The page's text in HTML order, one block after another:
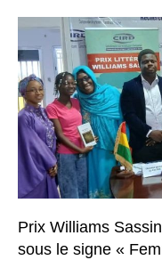
Prix Williams
sous le signe «